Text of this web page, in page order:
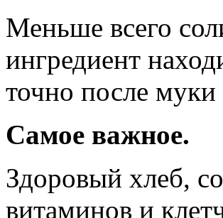
Меньше всего
ингредиент
точно после
Самое важное.
Здоровый хлеб,
витаминов и